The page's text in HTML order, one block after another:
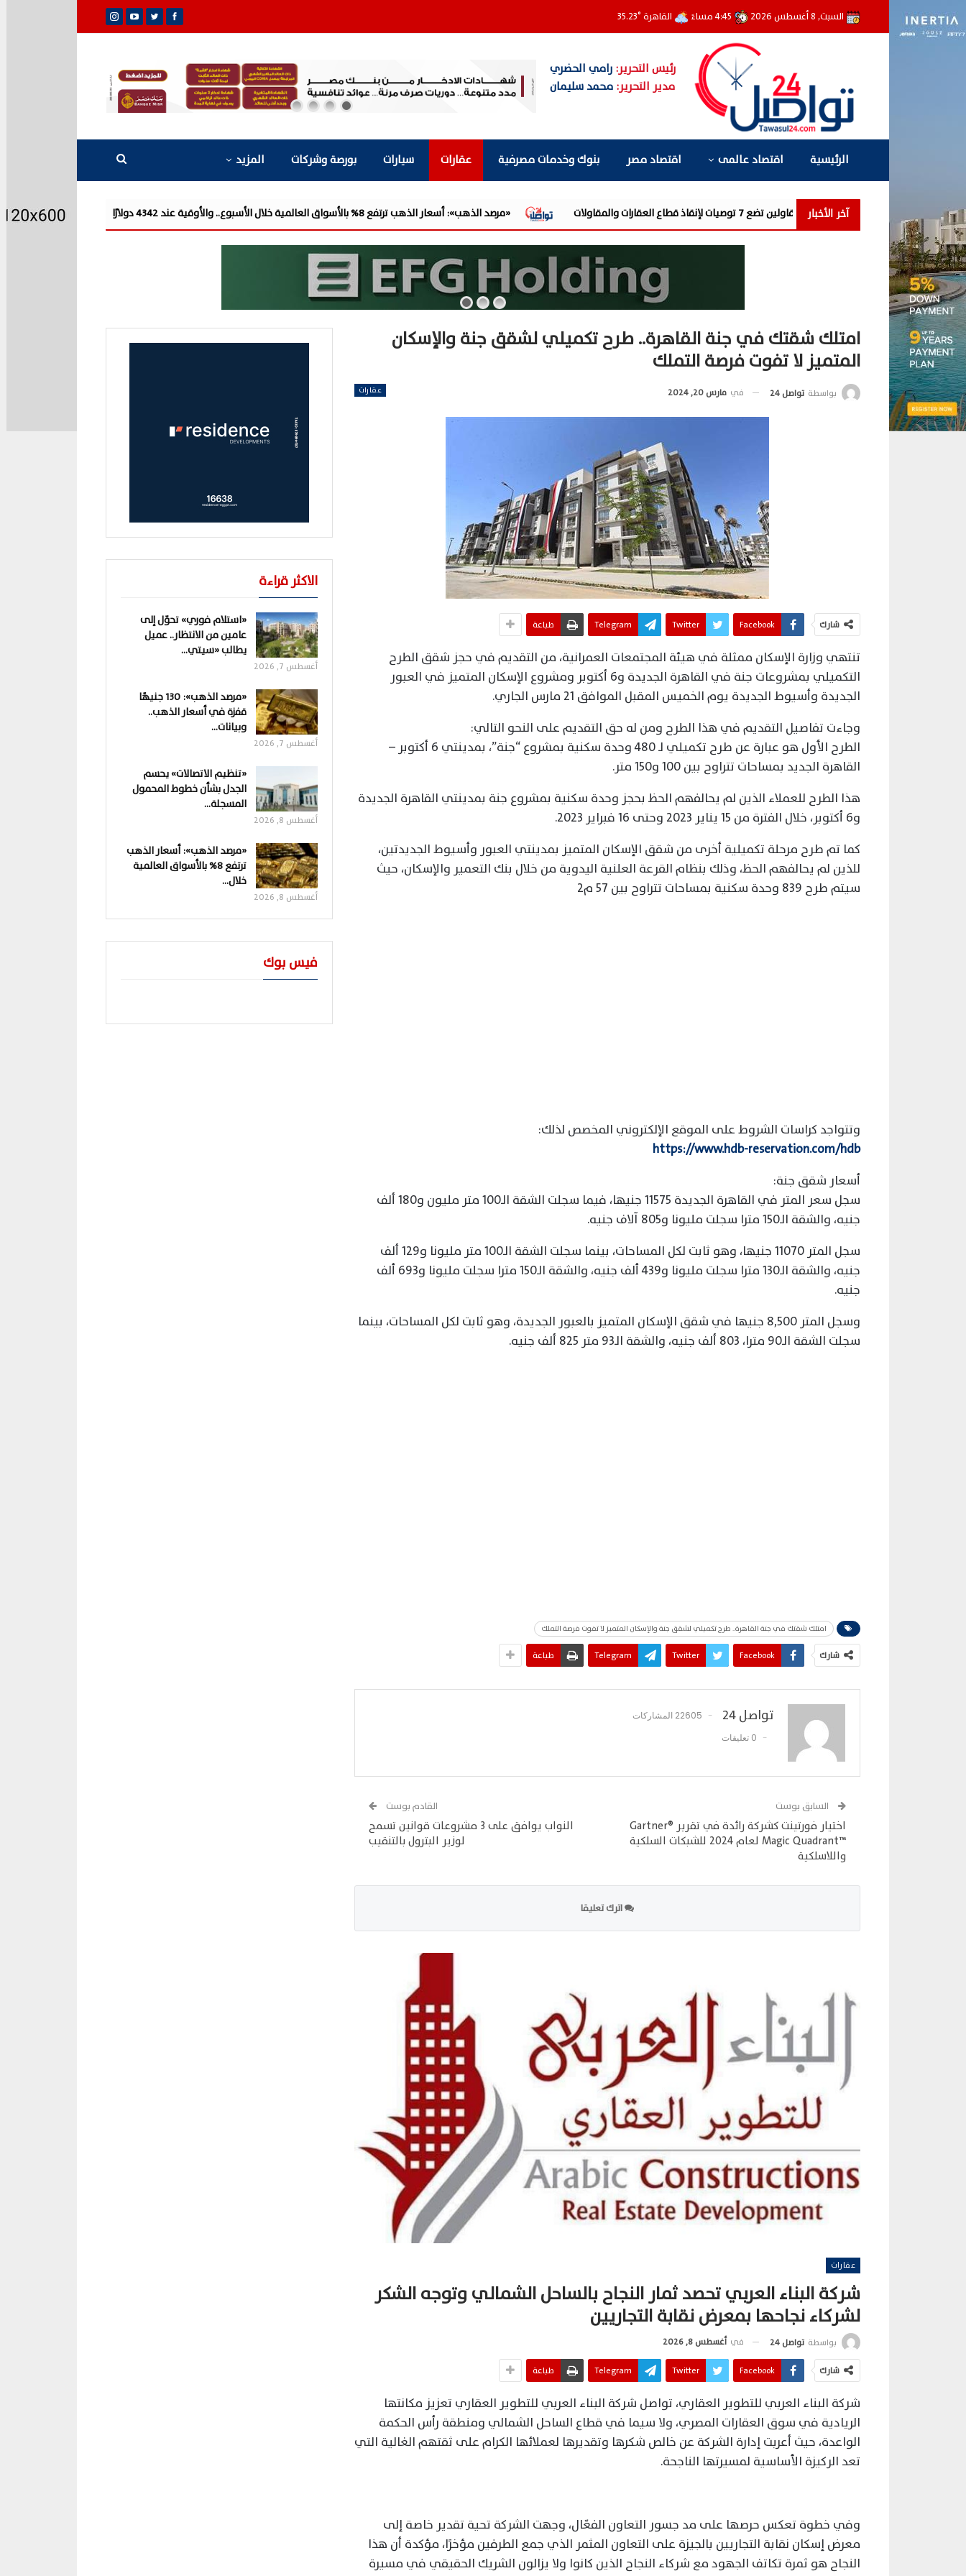
السبت, 8 أغسطس 2026 القاهرة°
35.23
رئيس التحرير:رامي الحضري
مدير التحرير: محمد سليمان
الرئيسية اقتصاد عالمى اقتصاد مصر بنوك وخدمات مصرفية عقارات سيارات بورصة وشركات المزيد
آخر الأخبارباتحاد المقاولين تضع 7 توصيات لإنقاذ قطاع العقارات والمقاولات «مرصد الذهب»: أسعار الذهب ترتفع 8% بالأسواق العالمية خلال الأسبوع.. والأوقية عند 4342 دولارًا شركة «Liberty Developments» تطلق أولى فعالياتها الترفيهية بمشروع «AT» في حفل ضخم للميجا ستار أحمد سع...
امتلك شقتك في جنة القاهرة.. طرح تكميلي لشقق جنة والإسكان
المتميز لا تفوت فرصة التملك
عقارات بواسطة تواصل 24 في مارس 20, 2024
شارك Facebook
Twitter
Telegram طباعة
تنتهي وزارة الإسكان ممثلة في هيئة المجتمعات العمرانية، من التقديم في حجز شقق الطرح
التكميلي بمشروعات جنة في القاهرة الجديدة و6 أكتوبر ومشروع الإسكان المتميز في العبور
الجديدة وأسيوط الجديدة يوم الخميس المقبل الموافق 21 مارس الجاري.
وجاءت تفاصيل التقديم في هذا الطرح ومن له حق التقديم على النحو التالي:
الطرح الأول هو عبارة عن طرح تكميلي لـ 480 وحدة سكنية بمشروع “جنة”، بمدينتي 6 أكتوبر –
القاهرة الجديد بمساحات تتراوح بين 100 و150 متر.
هذا الطرح للعملاء الذين لم يحالفهم الحظ بحجز وحدة سكنية بمشروع جنة بمدينتي القاهرة الجديدة
و6 أكتوبر، خلال الفترة من 15 يناير 2023 وحتى 16 فبراير 2023.
كما تم طرح مرحلة تكميلية أخرى من شقق الإسكان المتميز بمدينتي العبور وأسيوط الجديدتين،
للذين لم يحالفهم الحظ، وذلك بنظام القرعة العلنية اليدوية من خلال بنك التعمير والإسكان، حيث
سيتم طرح 839 وحدة سكنية بمساحات تتراوح بين 57 م2
وتتواجد كراسات الشروط على الموقع الإلكتروني المخصص لذلك:
https://www.hdb-reservation.com/hdb
أسعار شقق جنة:
سجل سعر المتر في القاهرة الجديدة 11575 جنيها، فيما سجلت الشقة الـ100 متر مليون و180 ألف
جنيه، والشقة الـ150 مترا سجلت مليونا و805 آلاف جنيه.
سجل المتر 11070 جنيها، وهو ثابت لكل المساحات، بينما سجلت الشقة الـ100 متر مليونا و129 ألف
جنيه، والشقة الـ130 مترا سجلت مليونا و439 ألف جنيه، والشقة الـ150 مترا سجلت مليونا و693 ألف
جنيه.
وسجل المتر 8,500 جنيها في شقق الإسكان المتميز بالعبور الجديدة، وهو ثابت لكل المساحات، بينما
سجلت الشقة الـ90 مترا، 803 ألف جنيه، والشقة الـ93 متر 825 ألف جنيه.
امتلك شقتك في جنة القاهرة.. طرح تكميلي لشقق جنة والإسكان المتميز لا تفوت فرصة التملك
شارك Facebook
Twitter
Telegram طباعة
تواصل 24
22605 المشاركات
0 تعليقات
السابق بوست
اختيار فورتينت كشركة رائدة في تقرير Gartner®
Magic Quadrant™‎ لعام 2024 للشبكات السلكية
واللاسلكية
القادم بوست
النواب يوافق على 3 مشروعات قوانين تسمح
لوزير البترول بالتنقيب
اترك تعليقا
عقارات
شركة البناء العربي تحصد ثمار النجاح بالساحل الشمالي وتوجه الشكر
لشركاء نجاحها بمعرض نقابة التجاريين
بواسطة تواصل 24 في أغسطس 8, 2026
شارك Facebook
Twitter
Telegram طباعة
شركة البناء العربي للتطوير العقاري، تواصل شركة البناء العربي للتطوير العقاري تعزيز مكانتها
الريادية في سوق العقارات المصري، ولا سيما في قطاع الساحل الشمالي ومنطقة رأس الحكمة
الواعدة، حيث أعربت إدارة الشركة عن خالص شكرها وتقديرها لعملائها الكرام على ثقتهم الغالية التي
تعد الركيزة الأساسية لمسيرتها الناجحة.
وفي خطوة تعكس حرصها على مد جسور التعاون الفعّال، وجهت الشركة تحية تقدير خاصة إلى
معرض إسكان نقابة التجاريين بالجيزة على التعاون المثمر الذي جمع الطرفين مؤخرًا، مؤكدة أن هذا
النجاح هو ثمرة تكاتف الجهود مع شركاء النجاح الذين كانوا ولا يزالون الشريك الحقيقي في مسيرة
الاكثر قراءة
«استلام فوري» تحوّل إلى
عامين من الانتظار.. عميل
يطالب «سيتي…
أغسطس 7, 2026
«مرصد الذهب»: 130 جنيهًا
قفزة في أسعار الذهب..
وبيانات…
أغسطس 7, 2026
«تنظيم الاتصالات» يحسم
الجدل بشأن خطوط المحمول
المسجلة…
أغسطس 8, 2026
«مرصد الذهب»: أسعار الذهب
ترتفع 8% بالأسواق العالمية
خلال…
أغسطس 8, 2026
فيس بوك